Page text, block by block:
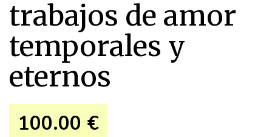
trabajos de amor
temporales y
eternos
100.00 €